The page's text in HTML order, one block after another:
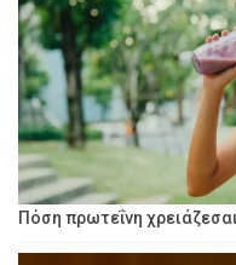
Πόση πρωτεΐνη